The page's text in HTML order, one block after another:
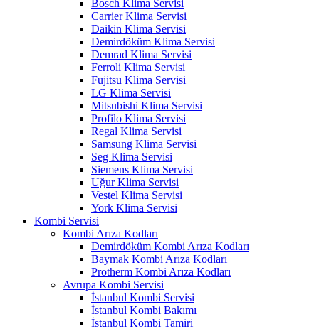
Bosch Klima Servisi
Carrier Klima Servisi
Daikin Klima Servisi
Demirdöküm Klima Servisi
Demrad Klima Servisi
Ferroli Klima Servisi
Fujitsu Klima Servisi
LG Klima Servisi
Mitsubishi Klima Servisi
Profilo Klima Servisi
Regal Klima Servisi
Samsung Klima Servisi
Seg Klima Servisi
Siemens Klima Servisi
Uğur Klima Servisi
Vestel Klima Servisi
York Klima Servisi
Kombi Servisi
Kombi Arıza Kodları
Demirdöküm Kombi Arıza Kodları
Baymak Kombi Arıza Kodları
Protherm Kombi Arıza Kodları
Avrupa Kombi Servisi
İstanbul Kombi Servisi
İstanbul Kombi Bakımı
İstanbul Kombi Tamiri